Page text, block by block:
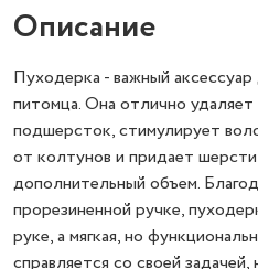
Описание
Пуходерка - важный
питомца. Она отлично
подшерсток, стимулирует
от колтунов и придает
дополнительный объем.
прорезиненной ручке,
руке, а мягкая, но
справляется со своей